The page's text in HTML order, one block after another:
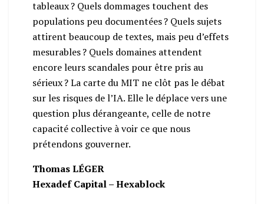
tableaux ? Quels dommages touchent des
populations peu documentées ? Quels sujets
attirent beaucoup de textes, mais peu d’effets
mesurables ? Quels domaines attendent
encore leurs scandales pour être pris au
sérieux ? La carte du MIT ne clôt pas le débat
sur les risques de l’IA. Elle le déplace vers une
question plus dérangeante, celle de notre
capacité collective à voir ce que nous
prétendons gouverner.
Thomas LÉGER
Hexadef Capital – Hexablock